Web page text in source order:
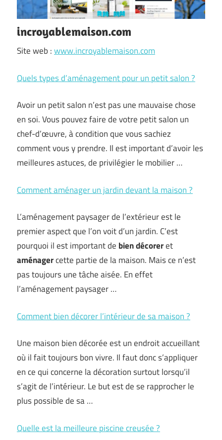
incroyablemaison.com
Site web :www.incroyablemaison.com
Quels types d’aménagement pour un petit salon ?
Avoir un petit salon n’est pas une mauvaise chose
en soi. Vous pouvez faire de votre petit salon un
chef-d’œuvre, à condition que vous sachiez
comment vous y prendre. Il est important d’avoir les
meilleures astuces, de privilégier le mobilier …
Comment aménager un jardin devant la maison ?
L’aménagement paysager de l’extérieur est le
premier aspect que l’on voit d’un jardin. C’est
pourquoi il est important de bien décoreret
aménagercette partie de la maison. Mais ce n’est
pas toujours une tâche aisée. En effet
l’aménagement paysager …
Comment bien décorer l’intérieur de sa maison ?
Une maison bien décorée est un endroit accueillant
où il fait toujours bon vivre. Il faut donc s’appliquer
en ce qui concerne la décoration surtout lorsqu’il
s’agit de l’intérieur. Le but est de se rapprocher le
plus possible de sa …
Quelle est la meilleure piscine creusée ?